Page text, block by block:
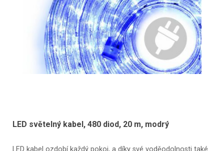
LED světelný kabel, 480 diod, 20 m, modrý
LED kabel ozdobí každý pokoj, a díky své voděodolnosti také